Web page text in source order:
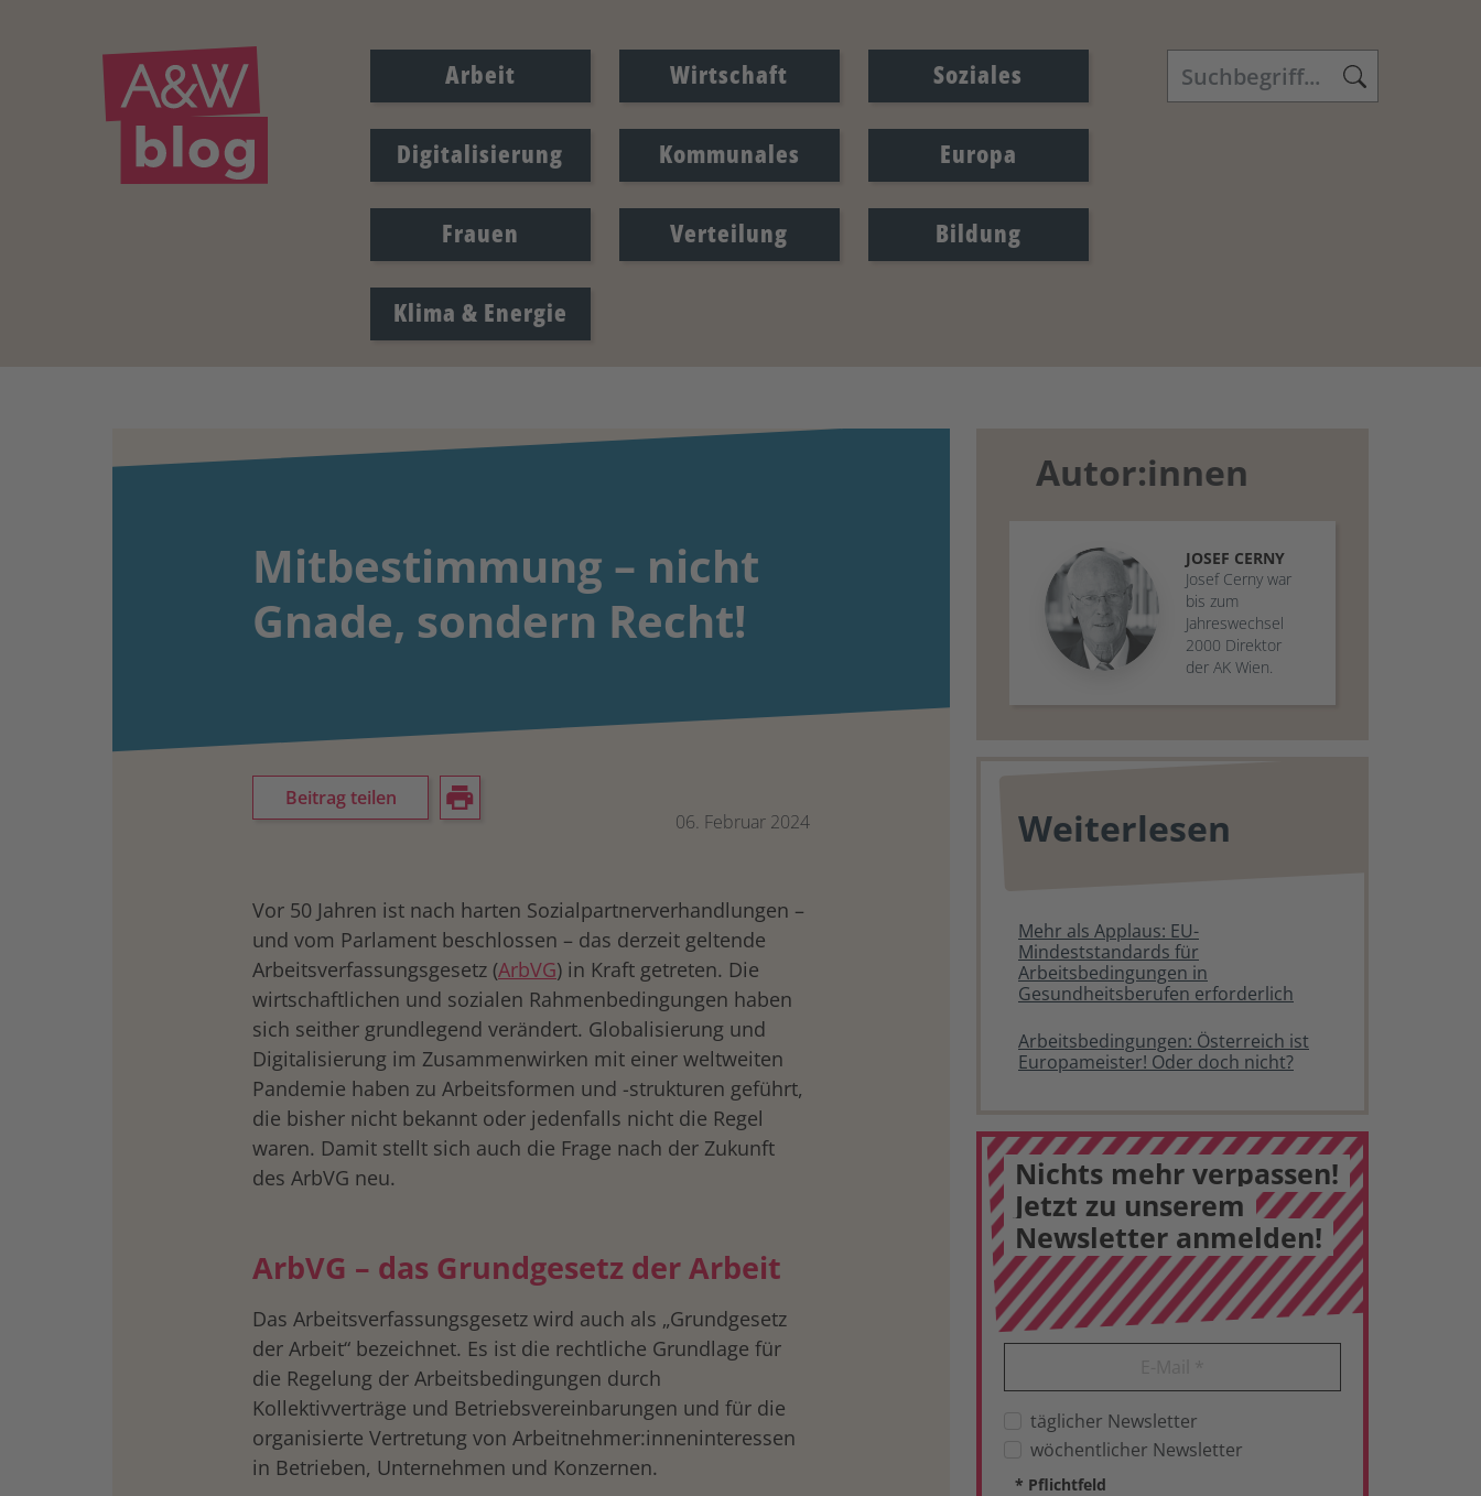
Arbeit Wirtschaft Soziales
Digitalisierung Kommunales Europa
Frauen Verteilung Bildung
Klima & Energie
Mitbestimmung – nicht
Gnade, sondern Recht!
Beitrag teilen
06. Februar 2024
Vor 50 Jahren ist nach harten Sozialpartnerverhandlungen –
und vom Parlament beschlossen – das derzeit geltende
Arbeitsverfassungsgesetz (ArbVG) in Kraft getreten. Die
wirtschaftlichen und sozialen Rahmenbedingungen haben
sich seither grundlegend verändert. Globalisierung und
Digitalisierung im Zusammenwirken mit einer weltweiten
Pandemie haben zu Arbeitsformen und -strukturen geführt,
die bisher nicht bekannt oder jedenfalls nicht die Regel
waren. Damit stellt sich auch die Frage nach der Zukunft
des ArbVG neu.
ArbVG – das Grundgesetz der Arbeit
Das Arbeitsverfassungsgesetz wird auch als „Grundgesetz
der Arbeit“ bezeichnet. Es ist die rechtliche Grundlage für
die Regelung der Arbeitsbedingungen durch
Kollektivverträge und Betriebsvereinbarungen und für die
organisierte Vertretung von Arbeitnehmer:inneninteressen
in Betrieben, Unternehmen und Konzernen.
Autor:innen
JOSEF CERNY
Josef Cerny war
bis zum
Jahreswechsel
2000 Direktor
der AK Wien.
Weiterlesen
Mehr als Applaus: EU-
Mindeststandards für
Arbeitsbedingungen in
Gesundheitsberufen erforderlich
Arbeitsbedingungen: Österreich ist
Europameister! Oder doch nicht?
Nichts mehr verpassen!
Jetzt zu unserem
Newsletter anmelden!
täglicher Newsletter
wöchentlicher Newsletter
* Pflichtfeld